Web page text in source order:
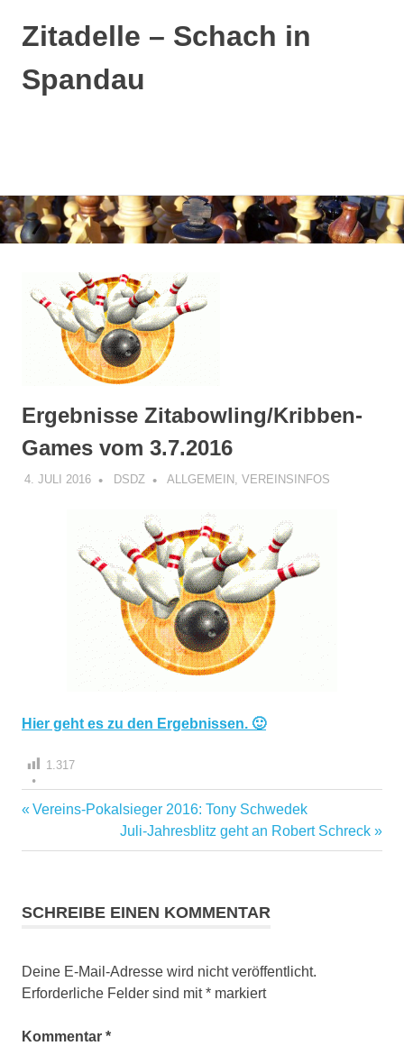
Zum
Inhalt
springen
Zitadelle – Schach in
Spandau
Ergebnisse Zitabowling/Kribben-
Games vom 3.7.2016
4. JULI 2016 DSDZ ALLGEMEIN, VEREINSINFOS
Hier geht es zu den Ergebnissen. 🙂
1.317
Beitragsnavigation
Vorheriger
Vereins-Pokalsieger 2016: Tony Schwedek
Nächster
Beitrag:
Juli-Jahresblitz geht an Robert Schreck
SCHREIBE EINEN KOMMENTAR
Deine E-Mail-Adresse wird nicht veröffentlicht.
Erforderliche Felder sind mit* markiert
Kommentar *